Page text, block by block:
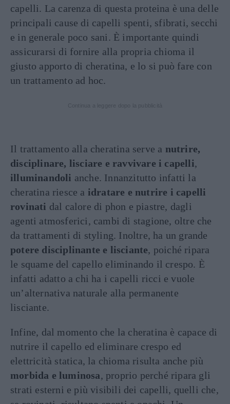
capelli. La carenza di questa proteina è una delle
principali cause di capelli spenti, sfibrati, secchi
e in generale poco sani. È importante quindi
assicurarsi di fornire alla propria chioma il
giusto apporto di cheratina, e lo si può fare con
un trattamento ad hoc.
Il trattamento alla cheratina serve a nutrire,
disciplinare, lisciare e ravvivare i capelli,
illuminandoli anche. Innanzitutto infatti la
cheratina riesce a idratare e nutrire i capelli
rovinati dal calore di phon e piastre, dagli
agenti atmosferici, cambi di stagione, oltre che
da trattamenti di styling. Inoltre, ha un grande
potere disciplinante e lisciante, poiché ripara
le squame del capello eliminando il crespo. È
infatti adatto a chi ha i capelli ricci e vuole
un’alternativa naturale alla permanente
lisciante.
Infine, dal momento che la cheratina è capace di
nutrire il capello ed eliminare crespo ed
elettricità statica, la chioma risulta anche più
morbida e luminosa, proprio perché ripara gli
strati esterni e più visibili dei capelli, quelli che,